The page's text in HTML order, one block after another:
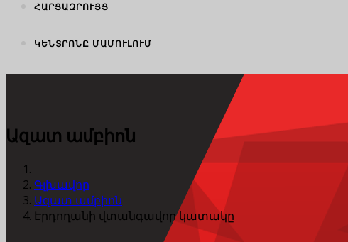
ՀԱՐՑԱԶՐՈՒՅՑ
ԿԵՆՏՐՈՆԸ ՄԱՄՈՒԼՈՒՄ
Ազատ ամբիոն
Գլխավոր
Ազատ ամբիոն
Էրդողանի վտանգավոր կատակը